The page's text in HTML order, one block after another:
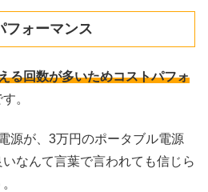
フォーマンス
る回数が多いためコストパフォ
。
源が、3万円のポータブル電源
なんて言葉で言われても信じら